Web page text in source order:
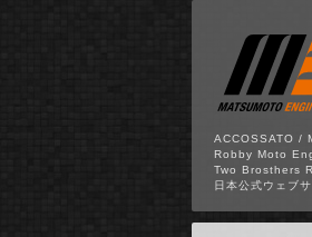
ACCOSSATO /
Robby Moto
Two Brosthers
日本公式ウェブサ